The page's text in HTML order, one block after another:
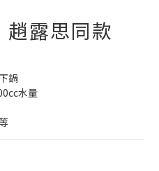
露思同款
鍋
水量